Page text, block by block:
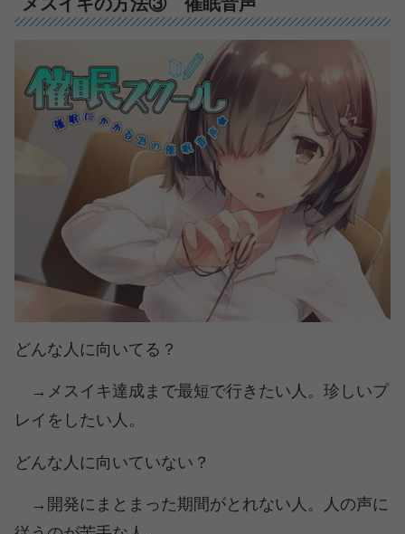
どんな人に向いてる？
→メスイキ達成まで最短で行きたい人。珍しいプ
レイをしたい人。
どんな人に向いていない？
→開発にまとまった期間がとれない人。人の声に